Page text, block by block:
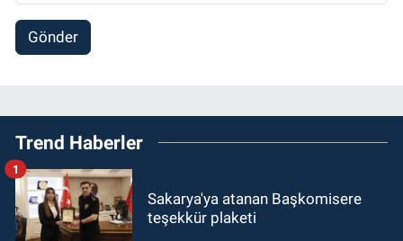
Gönder
Trend Haberler
Sakarya'ya atanan Başkomisere
teşekkür plaketi
1